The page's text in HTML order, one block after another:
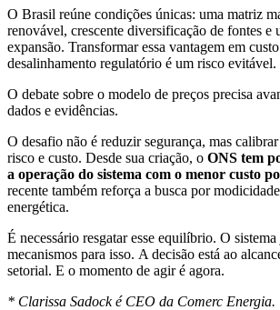
O Brasil reúne condições únicas: uma matriz
renovável, crescente diversificação de fontes e
expansão. Transformar essa vantagem em
desalinhamento regulatório é um risco evitável.
O debate sobre o modelo de preços precisa
dados e evidências.
O desafio não é reduzir segurança, mas
risco e custo. Desde sua criação, o ONS tem
a operação do sistema com o menor custo
recente também reforça a busca por
energética.
É necessário resgatar esse equilíbrio. O
mecanismos para isso. A decisão está ao
setorial. E o momento de agir é agora.
* Clarissa Sadock é CEO da Comerc Energia.